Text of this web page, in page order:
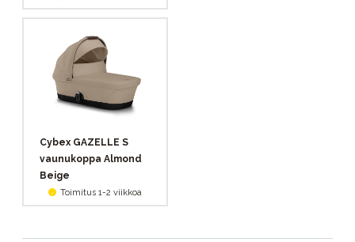
Cybex GAZELLE S
vaunukoppa Almond
Beige
Toimitus 1-2 viikkoa